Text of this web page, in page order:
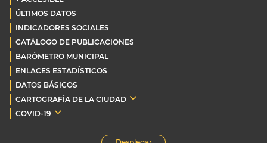
ÚLTIMOS DATOS
INDICADORES SOCIALES
CATÁLOGO DE PUBLICACIONES
BARÓMETRO MUNICIPAL
ENLACES ESTADÍSTICOS
DATOS BÁSICOS
CARTOGRAFÍA DE LA CIUDAD
COVID-19